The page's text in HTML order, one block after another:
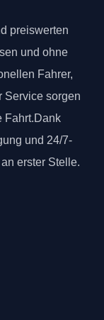
preiswerten
und ohne
Fahrer,
Service sorgen
Fahrt.Dank
und 24/7-
erster Stelle.